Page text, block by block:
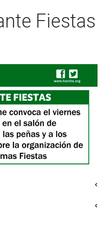
Fiestas